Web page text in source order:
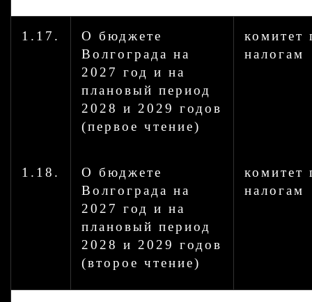
1.17.
О бюджете
Волгограда на
2027 год и на
плановый период
2028 и 2029 годов
(первое чтение)
комитет
налогам
1.18.
О бюджете
Волгограда на
2027 год и на
плановый период
2028 и 2029 годов
(второе чтение)
комитет
налогам